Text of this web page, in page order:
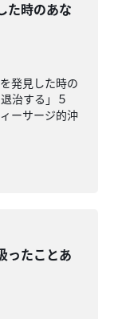
た時のあな
発見した時の
治する」５
ーサージ的沖
ったことあ